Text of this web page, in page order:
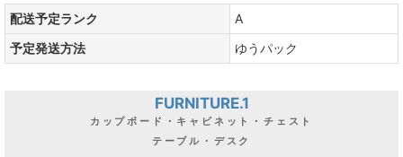
配送予定ランク
A
予定発送方法
ゆうパック
FURNITURE.1
カップボード・キャビネット・チェスト
テーブル・デスク